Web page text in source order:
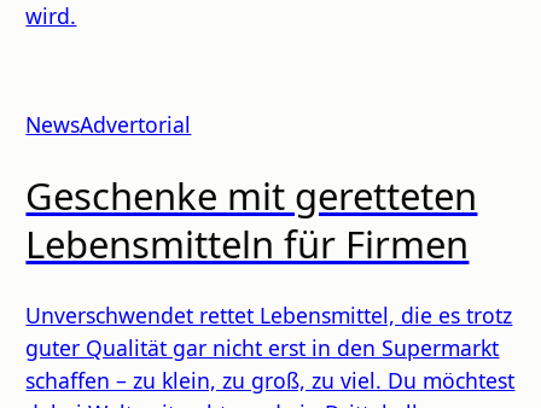
wird.
NewsAdvertorial
Geschenke mit geretteten
Lebensmitteln für Firmen
Unverschwendet rettet Lebensmittel, die es trotz
guter Qualität gar nicht erst in den Supermarkt
schaffen – zu klein, zu groß, zu viel. Du möchtest